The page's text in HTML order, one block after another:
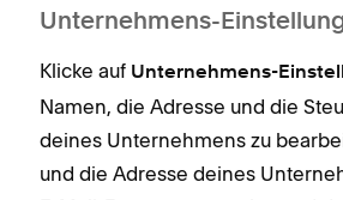
Unternehmens-
Klicke auf Unternehmens-
Namen, die Adresse und die
deines Unternehmens zu
und die Adresse deines